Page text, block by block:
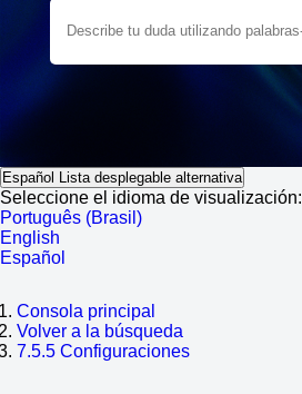
Español Lista desplegable alternativa
Seleccione el idioma de visualización:
Português (Brasil)
English
Español
Consola principal
Volver a la búsqueda
7.5.5 Configuraciones